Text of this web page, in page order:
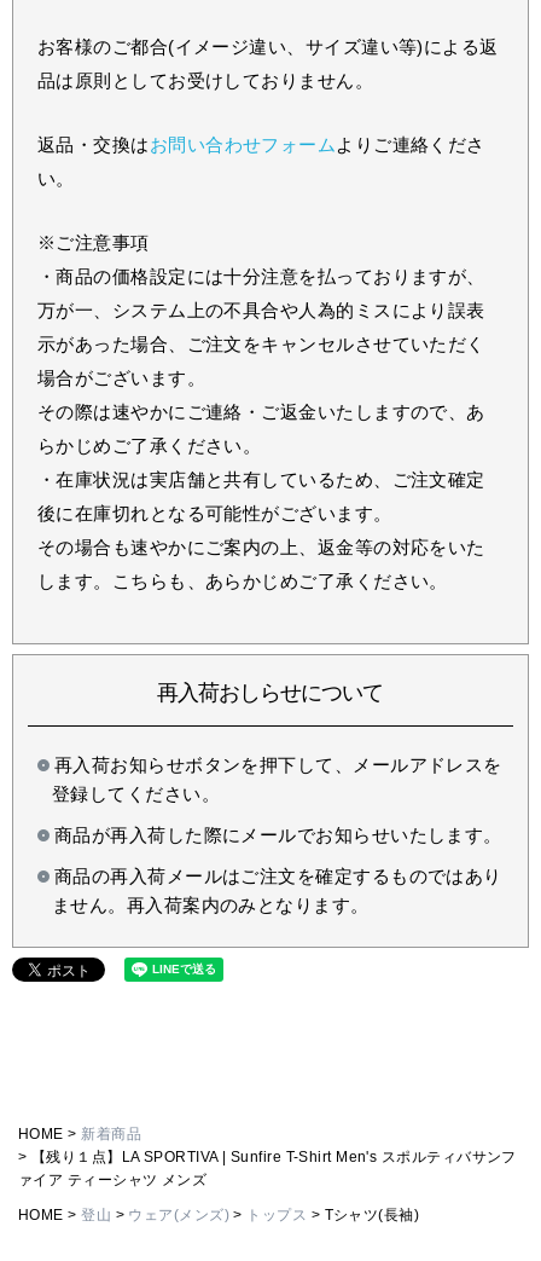
お客様のご都合(イメージ違い、サイズ違い等)による返
品は原則としてお受けしておりません。
返品・交換はお問い合わせフォーム よりご連絡くださ
い。
※ご注意事項
・商品の価格設定には十分注意を払っておりますが、
万が一、システム上の不具合や人為的ミスにより誤表
示があった場合、ご注文をキャンセルさせていただく
場合がございます。
その際は速やかにご連絡・ご返金いたしますので、あ
らかじめご了承ください。
・在庫状況は実店舗と共有しているため、ご注文確定
後に在庫切れとなる可能性がございます。
その場合も速やかにご案内の上、返金等の対応をいた
します。こちらも、あらかじめご了承ください。
再入荷おしらせについて
再入荷お知らせボタンを押下して、メールアドレスを
登録してください。
商品が再入荷した際にメールでお知らせいたします。
商品の再入荷メールはご注文を確定するものではあり
ません。再入荷案内のみとなります。
HOME
新着商品
【残り１点】LA SPORTIVA | Sunfire T-Shirt Men's スポルティバサンフ
ァイア ティーシャツ メンズ
HOME 登山 ウェア(メンズ) トップス Tシャツ(長袖)